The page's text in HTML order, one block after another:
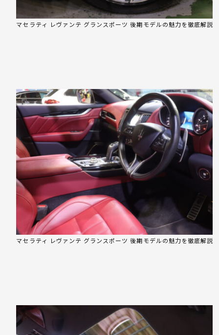
マセラティ レヴァンテ グランスポーツ 後期モデルの魅力を徹底解説
マセラティ レヴァンテ グランスポーツ 後期モデルの魅力を徹底解説